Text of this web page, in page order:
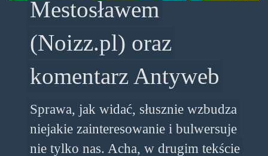
Mestosławem
(Noizz.pl) oraz
komentarz Antyweb
Sprawa, jak widać, słusznie wzbudza
niejakie zainteresowanie i bulwersuje
nie tylko nas. Acha, w drugim tekście